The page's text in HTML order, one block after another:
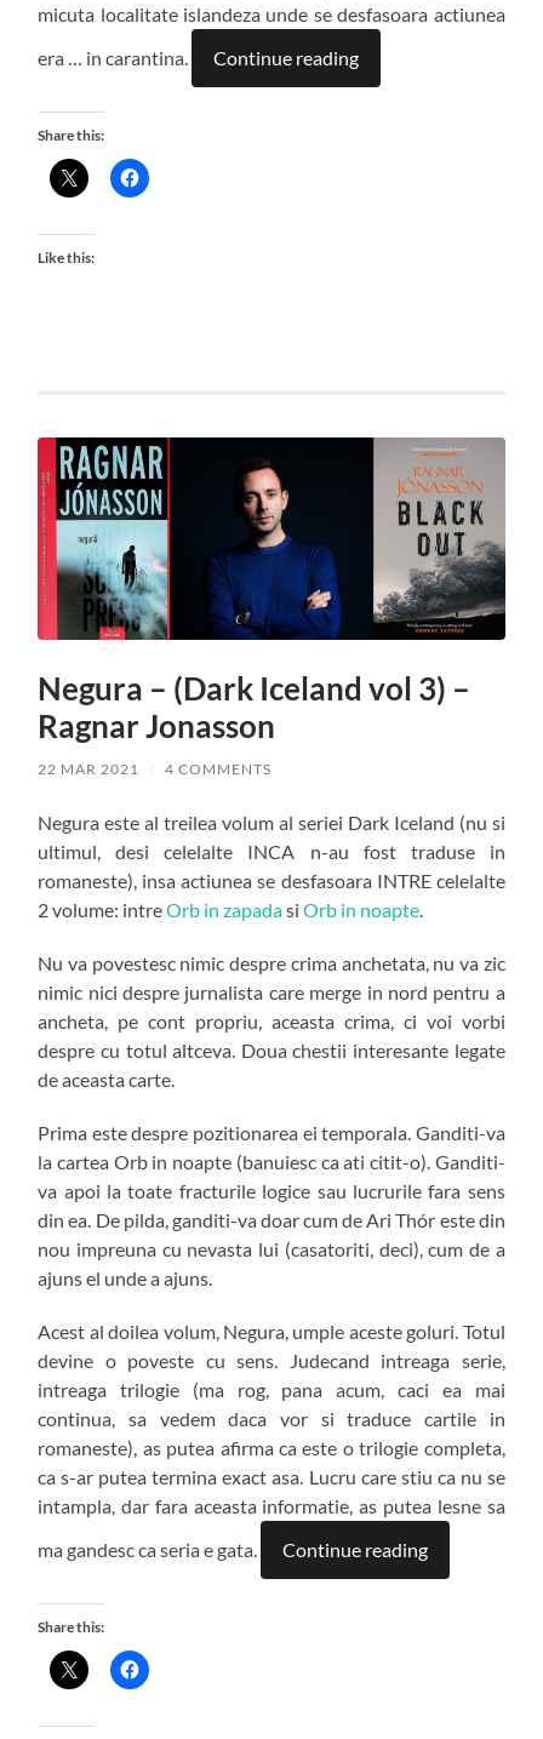
micuta localitate islandeza unde se desfasoara actiunea
era … in carantina.
Continue reading
Share this:
Like this:
Negura – (Dark Iceland vol 3) –
Ragnar Jonasson
22 MAR 2021 / 4 COMMENTS
Negura este al treilea volum al seriei Dark Iceland (nu si
ultimul, desi celelalte INCA n-au fost traduse in
romaneste), insa actiunea se desfasoara INTRE celelalte
2 volume: intreOrb in zapadasiOrb in noapte
Nu va povestesc nimic despre crima anchetata, nu va zic
nimic nici despre jurnalista care merge in nord pentru a
ancheta, pe cont propriu, aceasta crima, ci voi vorbi
despre cu totul altceva. Doua chestii interesante legate
de aceasta carte.
Prima este despre pozitionarea ei temporala. Ganditi-va
la cartea Orb in noapte (banuiesc ca ati citit-o). Ganditi-
va apoi la toate fracturile logice sau lucrurile fara sens
din ea. De pilda, ganditi-va doar cum de Ari Thór este din
nou impreuna cu nevasta lui (casatoriti, deci), cum de a
ajuns el unde a ajuns.
Acest al doilea volum, Negura, umple aceste goluri. Totul
devine o poveste cu sens. Judecand intreaga serie,
intreaga trilogie (ma rog, pana acum, caci ea mai
continua, sa vedem daca vor si traduce cartile in
romaneste), as putea afirma ca este o trilogie completa,
ca s-ar putea termina exact asa. Lucru care stiu ca nu se
intampla, dar fara aceasta informatie, as putea lesne sa
ma gandesc ca seria e gata.
Continue reading
Share this: